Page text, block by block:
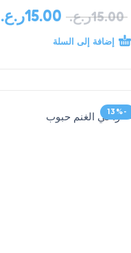
15.00ر.ع. 15.00ر.ع.
إضافة إلى السلة
-13%